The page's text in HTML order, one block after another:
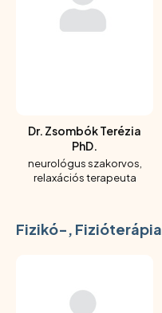
Dr. Zsombók Terézia
PhD.
neurológus szakorvos,
relaxációs terapeuta
Fizikó-, Fizióterápia